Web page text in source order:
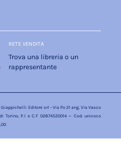
RETE VENDITA
Trova una libreria o un
rappresentante
Giappichelli Editore srl - Via Po 21 ang. Via Vasco
Torino, P.I e C.F 02874520014 — Cod. univoco